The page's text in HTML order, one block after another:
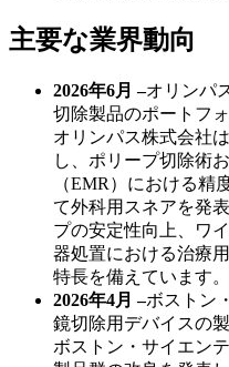
主要な業界動向
2026年6月 –オリンパ
切除製品のポートフ
オリンパス株式会社
し、ポリープ切除術
（EMR）における精
て外科用スネアを発
プの安定性向上、ワ
器処置における治療
特長を備えています。
2026年4月 –ボストン
鏡切除用デバイスの
ボストン・サイエン